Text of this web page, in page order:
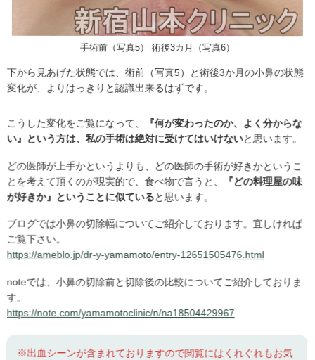
手術前（写真5） 術後3カ月（写真6）
下から見あげた状態では、術前（写真5）と術後3か月の小鼻の状態
変化が、よりはっきりと認識出来るはずです。
こうした変化をご覧になって、 『何が変わったのか、よく分からな
い』という方は、私の手術は絶対に受けてはいけないと思います。
どの医師が上手かというよりも、どの医師の手術が好きかというこ
とを考えて頂くのが現実的で、食べ物で言うと、 『どの料理屋の味
が好きか』ということに似ていると思います。
ブログでは小鼻の切除幅についてご紹介しております。宜しければ
ご覧下さい。
https://ameblo.jp/dr-y-yamamoto/entry-12651505476.html
noteでは、小鼻の切除前と切除後の比較についてご紹介しておりま
す。
https://note.com/yamamotoclinic/n/na18504429967
※出血シーンが含まれておりますので閲覧にはくれぐれもお気